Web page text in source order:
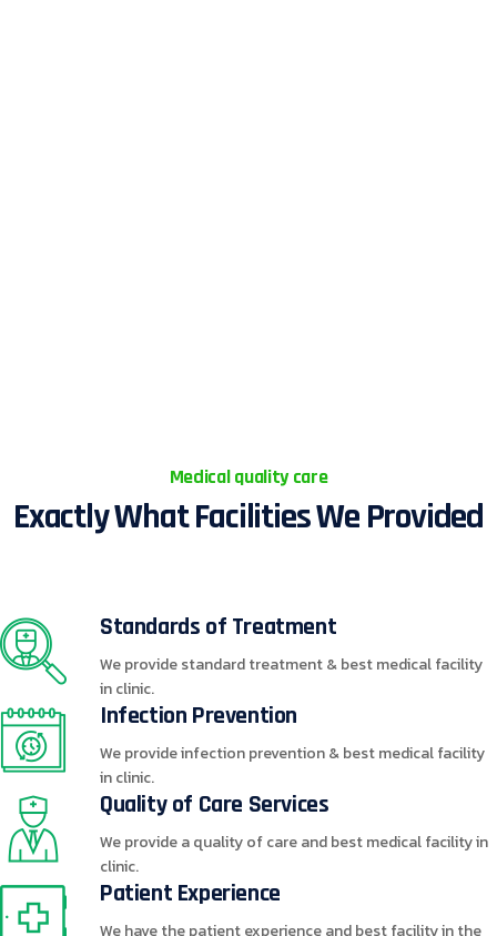
Medical quality care
Exactly What Facilities We Provided
Standards of Treatment
We provide standard treatment & best medical facility
in clinic.
Infection Prevention
We provide infection prevention & best medical facility
in clinic.
Quality of Care Services
We provide a quality of care and best medical facility in
clinic.
Patient Experience
We have the patient experience and best facility in the